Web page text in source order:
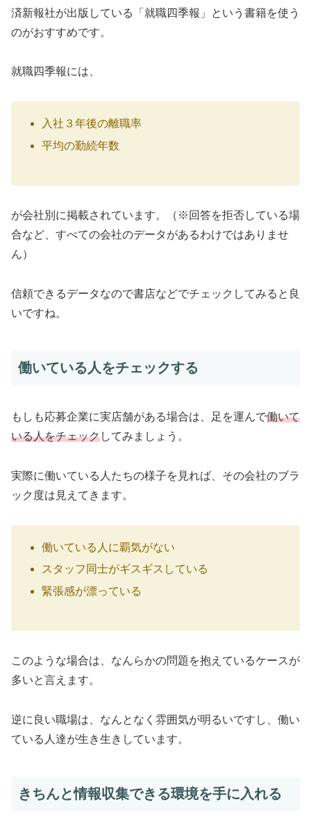
済新報社が出版している「就職四季報」という書籍を使う
のがおすすめです。
就職四季報には、
入社３年後の離職率
平均の勤続年数
が会社別に掲載されています。（※回答を拒否している場
合など、すべての会社のデータがあるわけではありませ
ん）
信頼できるデータなので書店などでチェックしてみると良
いですね。
働いている人をチェックする
もしも応募企業に実店舗がある場合は、足を運んで働いて
いる人をチェックしてみましょう。
実際に働いている人たちの様子を見れば、その会社のブラ
ック度は見えてきます。
働いている人に覇気がない
スタッフ同士がギスギスしている
緊張感が漂っている
このような場合は、なんらかの問題を抱えているケースが
多いと言えます。
逆に良い職場は、なんとなく雰囲気が明るいですし、働い
ている人達が生き生きしています。
きちんと情報収集できる環境を手に入れる